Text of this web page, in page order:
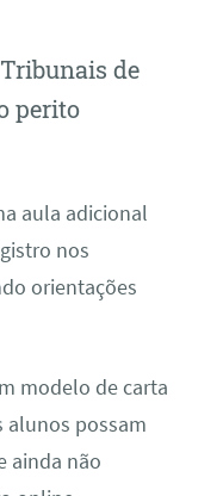
de
perito
aula adicional
nos
orientações
modelo de carta
alunos possam
ainda não